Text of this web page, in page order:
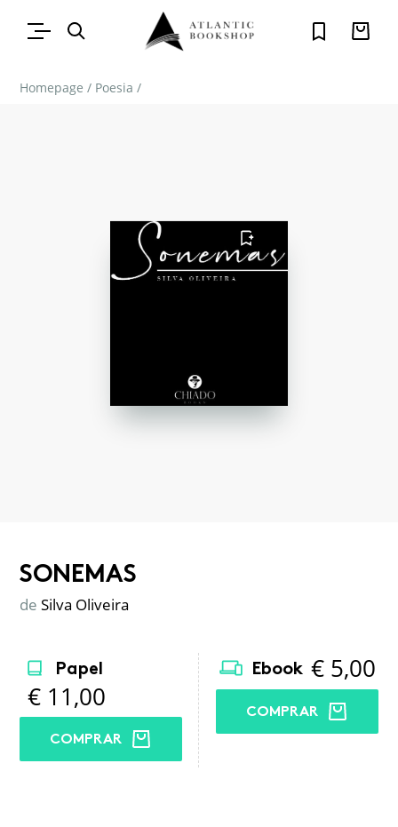
Homepage / Poesia /
FAVORITO
SONEMAS
de Silva Oliveira
Papel
€ 11,00
COMPRAR
Ebook € 5,00
COMPRAR